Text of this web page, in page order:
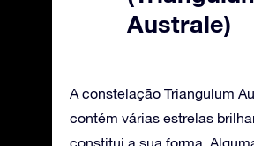
Australe)
A constelação Triangulum
contém várias estrelas
constitui a sua forma.